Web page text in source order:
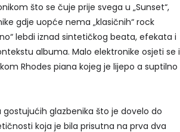
što se čuje prije svega u „Sunset“,
gdje uopće nema „klasičnih“ rock
lebdi iznad sintetičkog beata, efekata i
albuma. Malo elektronike osjeti se i
Rhodes piana kojeg je lijepo a suptilno
glazbenika što je dovelo do
koja je bila prisutna na prva dva